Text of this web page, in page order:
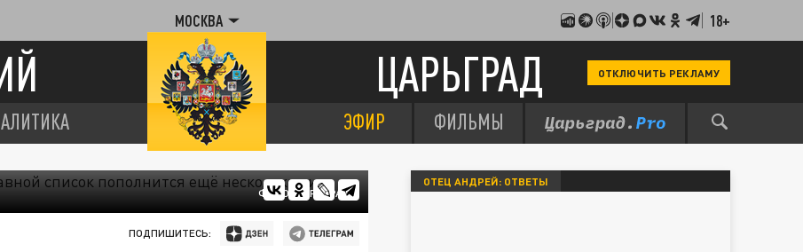
МОСКВА 18+
ЦАРЬГРАД ОТКЛЮЧИТЬ РЕКЛАМУ
ЭФИР ФИЛЬМЫ
ФОТО: ЦАРЬГРАД
ПОДПИШИТЕСЬ:
ОТЕЦ АНДРЕЙ: ОТВЕТЫ